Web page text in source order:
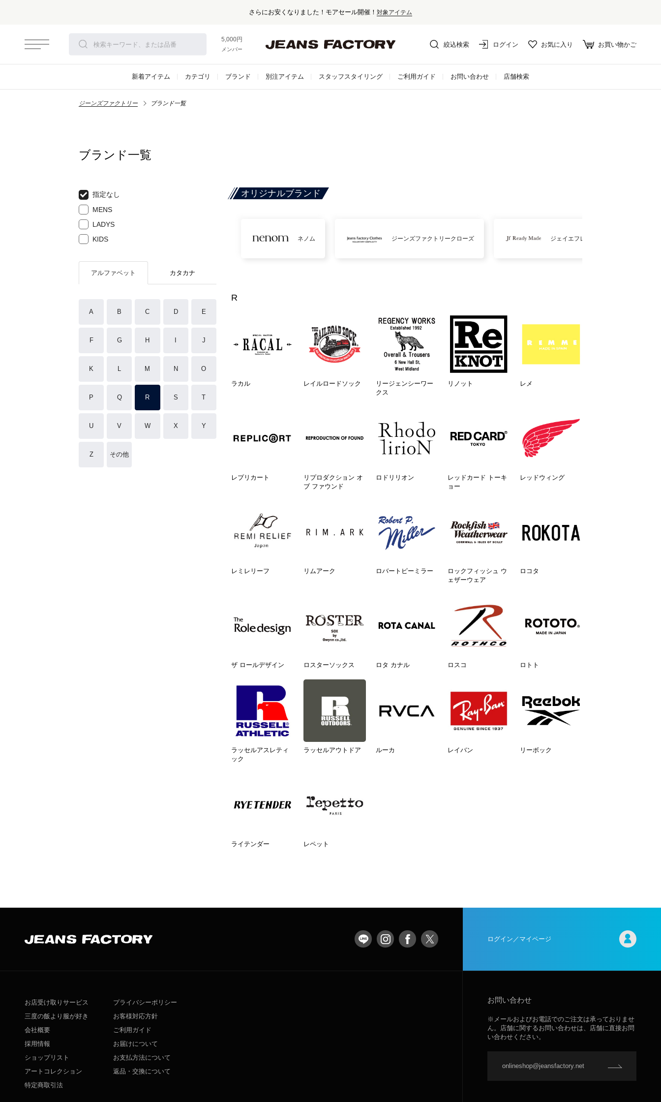
さらにお安くなりました！モアセール開催！ 対象アイテム
5,000円以上お買い上げで送料無料！
メンバー登録でお得な情報をゲット。さらに詳しく
絞込検索 ログイン お気に入り お買い物かご
新着アイテム カテゴリ ブランド 別注アイテム スタッフスタイリング ご利用ガイド お問い合わせ 店舗検索
ジーンズファクトリー ブランド一覧
ブランド一覧
指定なし
MENS
LADYS
KIDS
アルファベット カタカナ
A B C D E
F G H J
K L M N O
P Q R S T
U V W X Y
Z その他
オリジナルブランド
ネノム ジーンズファクトリークローズ ジェイエフレディメイド
R
ラカル レイルロードソック
リージェンシーワー
クス
リノット レメ
レプリカート
リプロダクション オ
ブ ファウンド
ロドリリオン
レッドカード トーキ
ョー
レッドウィング
レミレリーフ リムアーク ロバートピーミラー
ロックフィッシュ ウ
ェザーウェア
ロコタ
ザ ロールデザイン ロスターソックス ロタ カナル ロスコ ロトト
ラッセルアスレティ
ック
ラッセルアウトドア ルーカ レイバン リーボック
ライテンダー レペット
ログイン／マイページ
お店受け取りサービス
三度の飯より服が好き
会社概要
採用情報
ショップリスト
アートコレクション
特定商取引法
プライバシーポリシー
お客様対応方針
ご利用ガイド
お届けについて
お支払方法について
返品・交換について
お問い合わせ
※メールおよびお電話でのご注文は承っておりませ
ん。店舗に関するお問い合わせは、店舗に直接お問
い合わせください。
onlineshop@jeansfactory.net